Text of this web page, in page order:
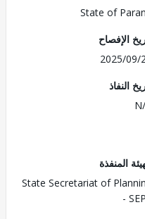
State
State Secretariat of